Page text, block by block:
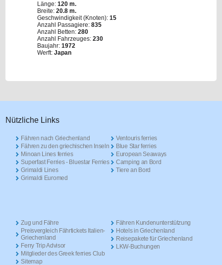
Länge:120 m.
Breite:20.8 m.
Geschwindigkeit (Knoten):15
Anzahl Passagiere:835
Anzahl Betten:280
Anzahl Fahrzeuges:230
Baujahr:1972
Werft:Japan
Nützliche Links
Fähren nach Griechenland
Fähren zu den griechischen Inseln
Minoan Lines ferries
Superfast Ferries - Bluestar Ferries
Grimaldi Lines
Grimaldi Euromed
Ventouris ferries
Blue Star ferries
European Seaways
Camping an Bord
Tiere an Bord
Zug und Fähre
Preisvergleich Fährtickets Italien-
Griechenland
Ferry Trip Advisor
Mitglieder des Greek ferries Club
Sitemap
Fähren Kundenunterstützung
Hotels in Griechenland
Reisepakete für Griechenland
LKW-Buchungen